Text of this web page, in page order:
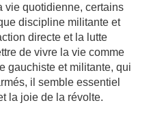
vie quotidienne, certains
discipline militante et
directe et la lutte
de vivre la vie comme
gauchiste et militante, qui
il semble essentiel
la joie de la révolte.